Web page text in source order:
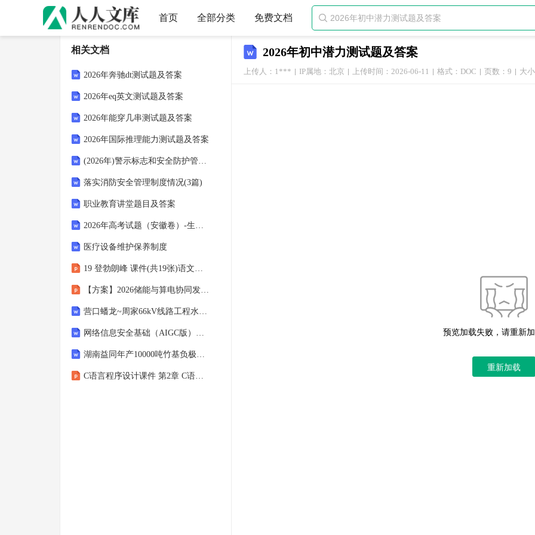
首页 全部分类 免费文档 
2026年初中潜力测试题及答案
上传人：1*** IP属地：北京 上传时间：2026-06-11 格式：DOC 页数：9 大
预览加载失败，请重新
重新加载
相关文档
2026年奔驰dt测试题及答案
2026年eq英文测试题及答案
2026年能穿几串测试题及答案
2026年国际推理能力测试题及答案
(2026年)警示标志和安全防护管理制度
落实消防安全管理制度情况(3篇)
职业教育讲堂题目及答案
2026年高考试题（安徽卷）-生物+答案
医疗设备维护保养制度
19 登勃朗峰 课件(共19张)语文八年级下册统编版
【方案】2026储能与算电协同发展解决方案
营口蟠龙~周家66kV线路工程水土保持报告表
网络信息安全基础（AIGC版）随堂前测练习题及参考答案 项目3-任务2-前测练习-单选题5
湖南益同年产10000吨竹基负极储能材料项目环境影响报告表
C语言程序设计课件 第2章 C语言数据与运算